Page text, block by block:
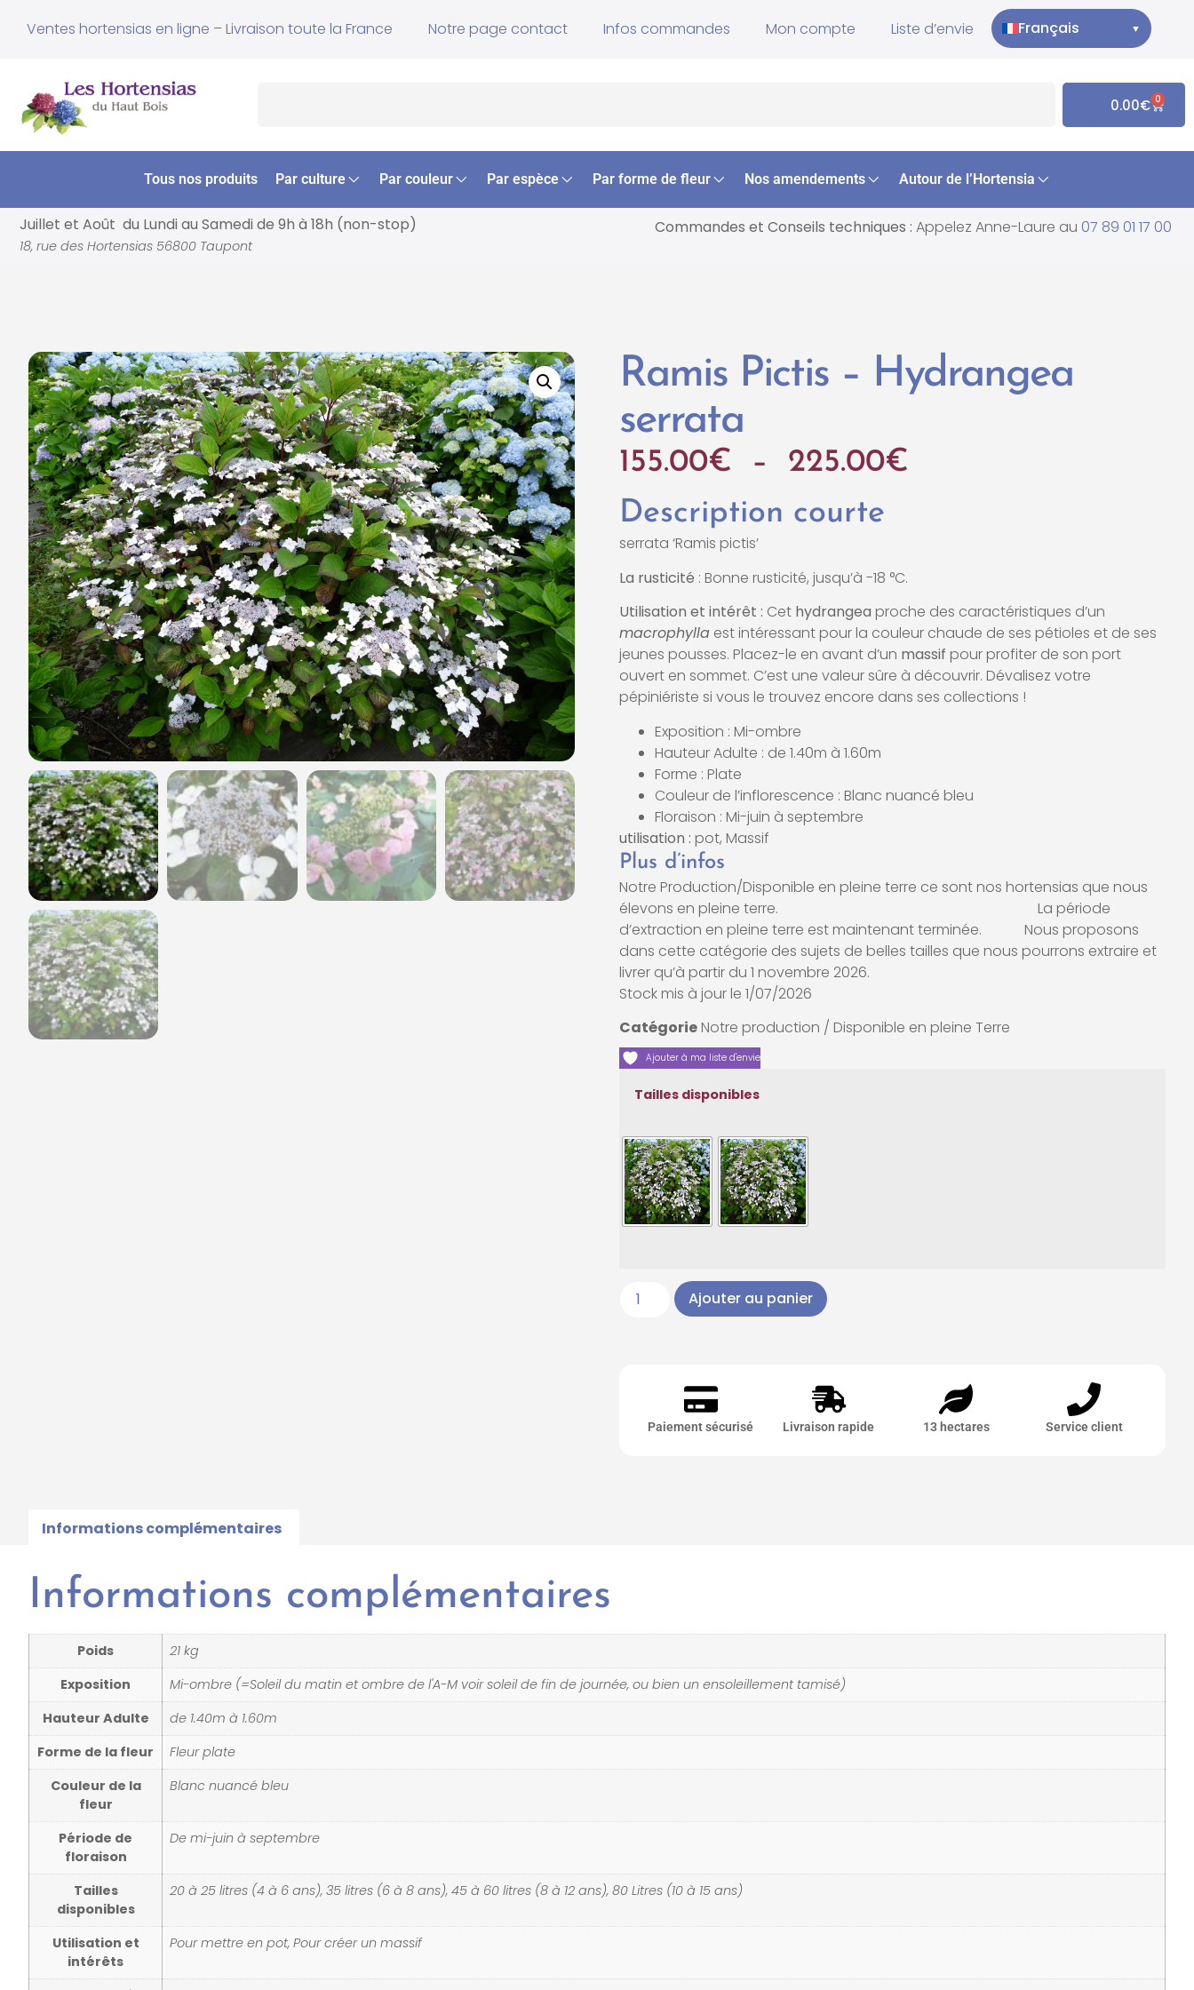
Ventes hortensias en ligne – Livraison toute la France Notre page contact Infos commandes Mon compte Liste d’envie Français ▼
0.00€ 0
Tous nos produits Par culture Par couleur Par espèce Par forme de fleur Nos amendements Autour de l’Hortensia
Juillet et Août du Lundi au Samedi de 9h à 18h (non-stop)
18, rue des Hortensias 56800 Taupont
Commandes et Conseils techniques : Appelez Anne-Laure au 07 89 01 17 00
Ramis Pictis – Hydrangea
serrata
155.00€ – 225.00€
Description courte
serrata ‘Ramis pictis’
La rusticité : Bonne rusticité, jusqu’à -18 °C.
Utilisation et intérêt : Cet hydrangea proche des caractéristiques d’un
macrophylla est intéressant pour la couleur chaude de ses pétioles et de ses
jeunes pousses. Placez-le en avant d’un massif pour profiter de son port
ouvert en sommet. C’est une valeur sûre à découvrir. Dévalisez votre
pépiniériste si vous le trouvez encore dans ses collections !
Exposition : Mi-ombre
Hauteur Adulte : de 1.40m à 1.60m
Forme : Plate
Couleur de l’inflorescence : Blanc nuancé bleu
Floraison : Mi-juin à septembre
utilisation : pot, Massif
Plus d’infos
Notre Production/Disponible en pleine terre ce sont nos hortensias que nous
élevons en pleine terre. La période
d’extraction en pleine terre est maintenant terminée. Nous proposons
dans cette catégorie des sujets de belles tailles que nous pourrons extraire et
livrer qu’à partir du 1 novembre 2026.
Stock mis à jour le 1/07/2026
Catégorie Notre production / Disponible en pleine Terre
Ajouter à ma liste d'envie
Tailles disponibles
Ajouter au panier
Paiement sécurisé Livraison rapide 13 hectares Service client
Informations complémentaires
Informations complémentaires
Poids
21 kg
Exposition
Mi-ombre (=Soleil du matin et ombre de l'A-M voir soleil de fin de journée, ou bien un ensoleillement tamisé)
Hauteur Adulte
de 1.40m à 1.60m
Forme de la fleur
Fleur plate
Couleur de la
fleur
Blanc nuancé bleu
Période de
floraison
De mi-juin à septembre
Tailles
disponibles
20 à 25 litres (4 à 6 ans), 35 litres (6 à 8 ans), 45 à 60 litres (8 à 12 ans), 80 Litres (10 à 15 ans)
Utilisation et
intérêts
Pour mettre en pot, Pour créer un massif